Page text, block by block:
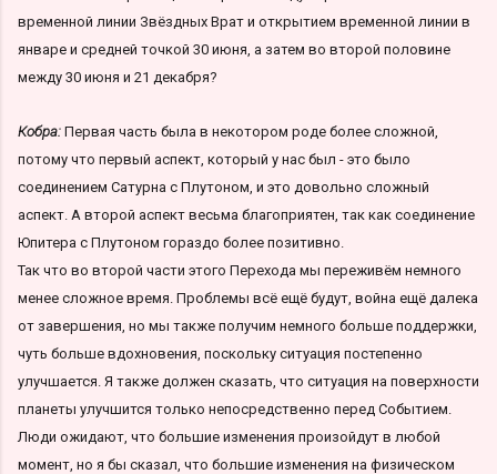
временной линии Звёздных Врат и открытием временной линии в
январе и средней точкой 30 июня, а затем во второй половине
между 30 июня и 21 декабря?
Кобра: Первая часть была в некотором роде более сложной,
потому что первый аспект, который у нас был - это было
соединением Сатурна с Плутоном, и это довольно сложный
аспект. А второй аспект весьма благоприятен, так как соединение
Юпитера с Плутоном гораздо более позитивно.
Так что во второй части этого Перехода мы переживём немного
менее сложное время. Проблемы всё ещё будут, война ещё далека
от завершения, но мы также получим немного больше поддержки,
чуть больше вдохновения, поскольку ситуация постепенно
улучшается. Я также должен сказать, что ситуация на поверхности
планеты улучшится только непосредственно перед Событием.
Люди ожидают, что большие изменения произойдут в любой
момент, но я бы сказал, что большие изменения на физическом